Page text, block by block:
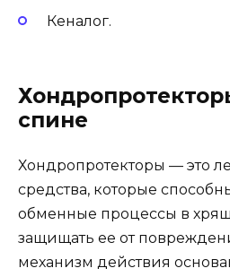
Кеналог.
спине
Хондропротекторы — это
средства, которые
обменные процессы в
защищать ее от
механизм действия